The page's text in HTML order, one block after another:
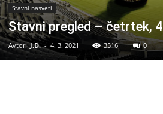
Stavni nasveti
Stavni pregled – četrtek,
Avtor: J.D. - 4. 3. 2021 3516 0